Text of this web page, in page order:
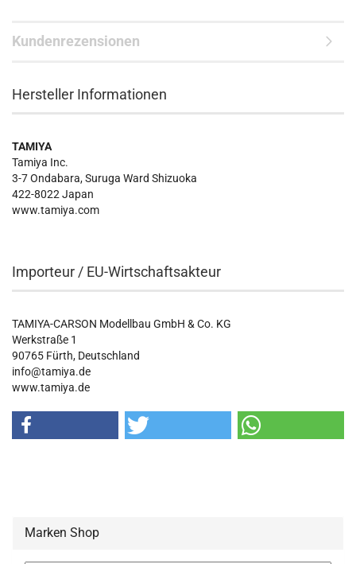
Kundenrezensionen
Hersteller Informationen
TAMIYA
Tamiya Inc.
3-7 Ondabara, Suruga Ward Shizuoka
422-8022 Japan
www.tamiya.com
Importeur / EU-Wirtschaftsakteur
TAMIYA-CARSON Modellbau GmbH & Co. KG
Werkstraße 1
90765 Fürth, Deutschland
info@tamiya.de
www.tamiya.de
Marken Shop